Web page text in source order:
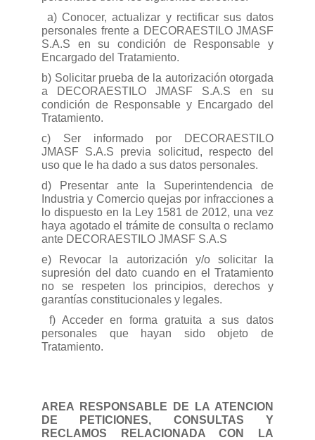
a) Conocer, actualizar y rectificar sus datos
personales frente a DECORAESTILO JMASF
S.A.S en su condición de Responsable y
Encargado del Tratamiento.
b) Solicitar prueba de la autorización otorgada
a DECORAESTILO JMASF S.A.S en su
condición de Responsable y Encargado del
Tratamiento.
c) Ser informado por DECORAESTILO
JMASF S.A.S previa solicitud, respecto del
uso que le ha dado a sus datos personales.
d) Presentar ante la Superintendencia de
Industria y Comercio quejas por infracciones a
lo dispuesto en la Ley 1581 de 2012, una vez
haya agotado el trámite de consulta o reclamo
ante DECORAESTILO JMASF S.A.S
e) Revocar la autorización y/o solicitar la
supresión del dato cuando en el Tratamiento
no se respeten los principios, derechos y
garantías constitucionales y legales.
f) Acceder en forma gratuita a sus datos
personales que hayan sido objeto de
Tratamiento.
AREA RESPONSABLE DE LA ATENCION
DE PETICIONES, CONSULTAS Y
RECLAMOS RELACIONADA CON LA